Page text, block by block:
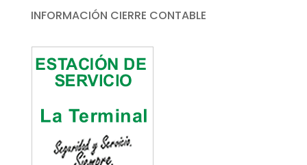
INFORMACIÓN CIERRE CONTABLE